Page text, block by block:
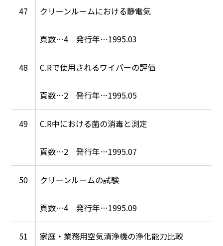
47 クリーンルームにおける静電気
4 1995.03
48 C.Rで使用されるワイパーの評価
2 1995.05
49 C.R中における菌の消毒と測定
2 1995.07
50 クリーンルームの試験
4 1995.09
51 家庭・業務用空気清浄機の浄化能力比較